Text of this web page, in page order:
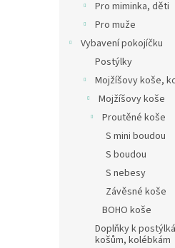
Pro miminka, děti
Pro muže
Vybavení pokojíčku
Postýlky
Mojžíšovy koše,
Mojžíšovy koše
Proutěné koše
S mini boudou
S boudou
S nebesy
Závěsné koše
BOHO koše
Doplňky k
košům, kolébkám